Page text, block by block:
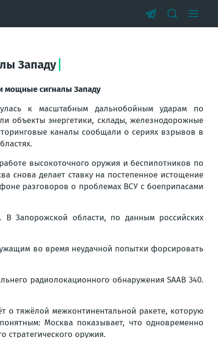
Западу
мощные сигналы Западу
к масштабным дальнобойным ударам по
объекты энергетики, склады, железнодорожные
каналы сообщали о сериях взрывов в
высокоточного оружия и беспилотников по
снова делает ставку на постепенное истощение
разговоров о проблемах ВСУ с боеприпасами
В Запорожской области, по данным российских
во время неудачной попытки форсировать
радиолокационного обнаружения SAAB 340.
о тяжёлой межконтинентальной ракете, которую
Москва показывает, что одновременно
стратегического оружия.